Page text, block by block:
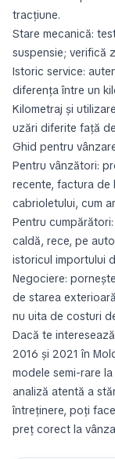
tracțiune.
Stare mecanică:
suspensie; verifică
Istoric service:
diferența între un
Kilometraj și
uzări diferite față
Ghid pentru
Pentru vânzători:
recente, factura de
cabrioletului, cum
Pentru
caldă, rece, pe
istoricul importului
Negociere:
de starea
nu uita de costuri
Dacă te
2016 și 2021 în
modele semi-rare
analiză atentă a
întreținere, poți
preț corect la